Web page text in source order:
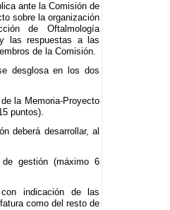
ante la Comisión de
sobre la organización
de Oftalmología
las respuestas a las
de la Comisión.
desglosa en los dos
la Memoria-Proyecto
puntos).
deberá desarrollar, al
gestión (máximo 6
indicación de las
como del resto de